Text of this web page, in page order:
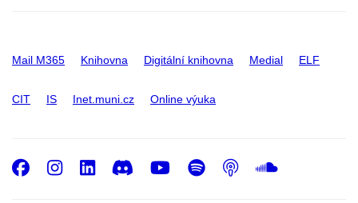
Mail M365 Knihovna Digitální knihovna Medial ELF
CIT IS Inet.muni.cz Online výuka
Facebook
Instagram
LinkedIn
DiscordYoutube
Spotify
Podcast